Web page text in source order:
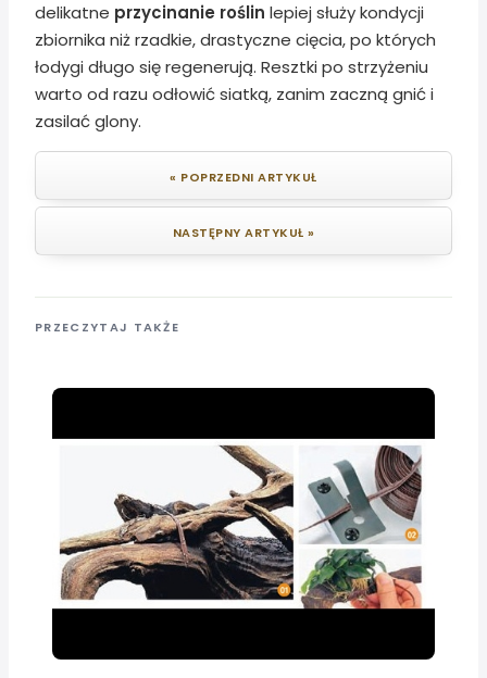
delikatne przycinanie roślin lepiej służy kondycji
zbiornika niż rzadkie, drastyczne cięcia, po których
łodygi długo się regenerują. Resztki po strzyżeniu
warto od razu odłowić siatką, zanim zaczną gnić i
zasilać glony.
« POPRZEDNI ARTYKUŁ
NASTĘPNY ARTYKUŁ »
PRZECZYTAJ TAKŻE